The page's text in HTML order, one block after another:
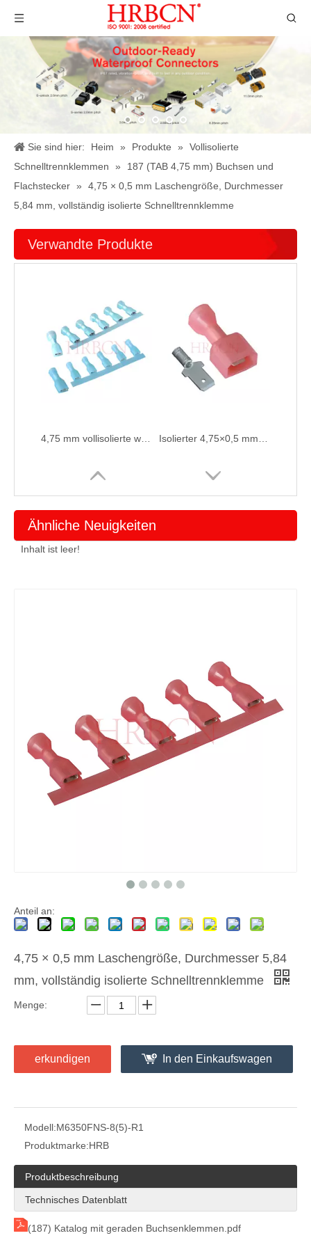
Sie sind hier: Heim » Produkte »
Vollisolierte
Schnelltrennklemmen
»
187 (TAB 4,75 mm) Buchsen und
Flachstecker »
4,75 × 0,5 mm Laschengröße, Durchmesser
5,84 mm, vollständig isolierte Schnelltrennklemme
Verwandte Produkte
Ähnliche Neuigkeiten
Inhalt ist leer!
Anteil an:
4,75 × 0,5 mm Laschengröße, Durchmesser 5,84
mm, vollständig isolierte Schnelltrennklemme
Menge:
erkundigen In den Einkaufswagen
Modell:M6350FNS-8(5)-R1
Produktmarke:HRB
Produktbeschreibung
Technisches Datenblatt
(187) Katalog mit geraden Buchsenklemmen.pdf